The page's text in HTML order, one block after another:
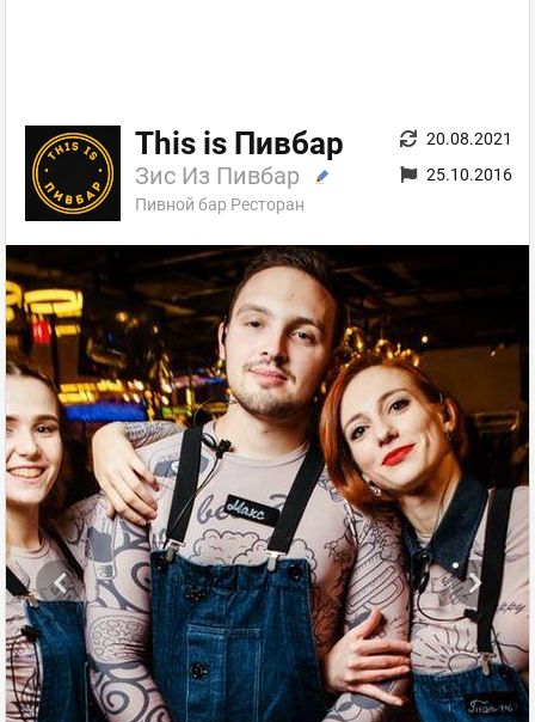
This is Пивбар
Зис Из Пивбар
Пивной бар Ресторан
20.08.2021
25.10.2016